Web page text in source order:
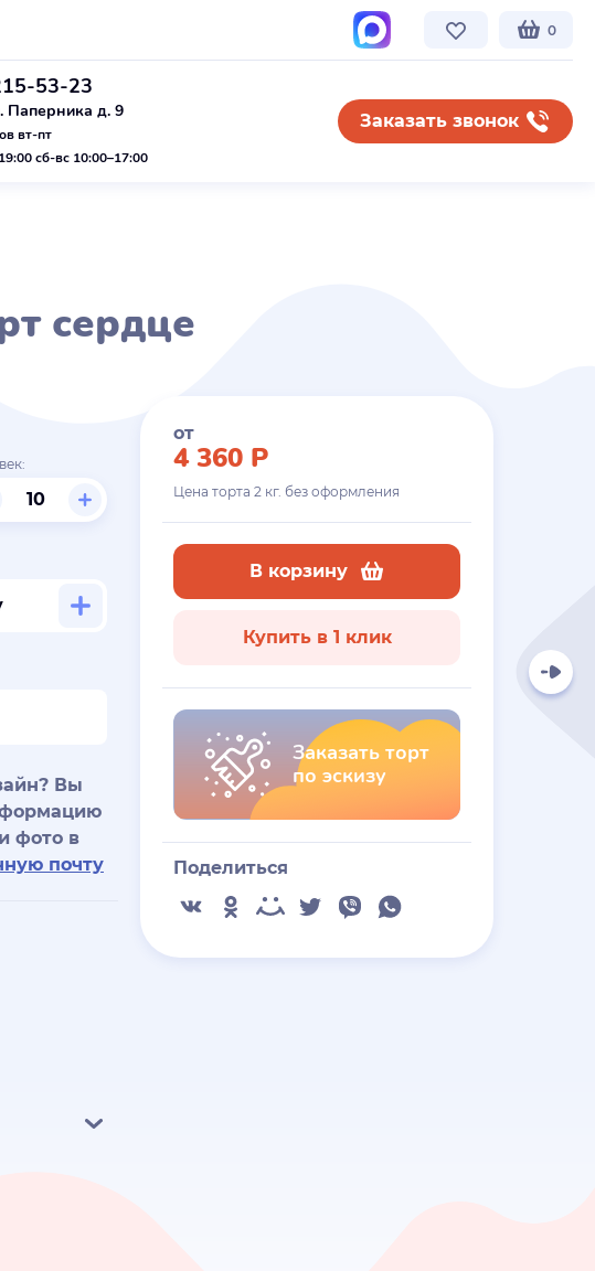
0
53-23
Паперника д. 9
вт-пт
сб-вс 10:00–17:00
Заказать звонок
сердце
Вы
фото в
почту
от
4 360 Р
Цена торта 2 кг. без оформления
В корзину
Купить в 1 клик
Заказать торт
по эскизу
Поделиться